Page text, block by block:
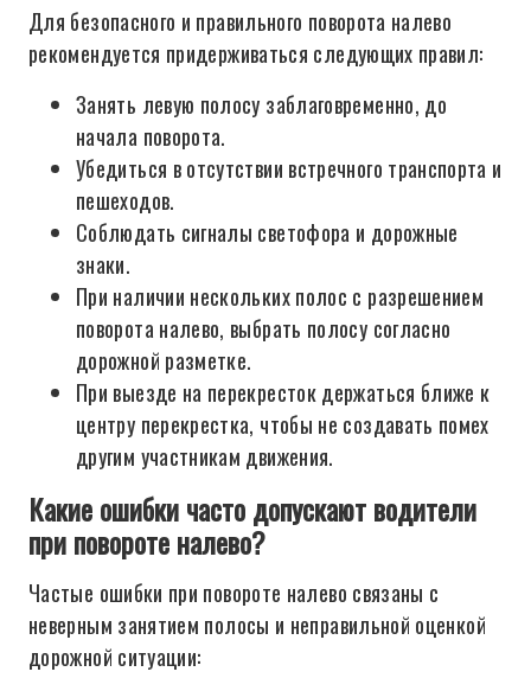
Для безопасного и правильного поворота налево
рекомендуется придерживаться следующих правил:
Занять левую полосу заблаговременно, до
начала поворота.
Убедиться в отсутствии встречного транспорта и
пешеходов.
Соблюдать сигналы светофора и дорожные
знаки.
При наличии нескольких полос с разрешением
поворота налево, выбрать полосу согласно
дорожной разметке.
При выезде на перекресток держаться ближе к
центру перекрестка, чтобы не создавать помех
другим участникам движения.
Какие ошибки часто допускают водители
при повороте налево?
Частые ошибки при повороте налево связаны с
неверным занятием полосы и неправильной оценкой
дорожной ситуации: